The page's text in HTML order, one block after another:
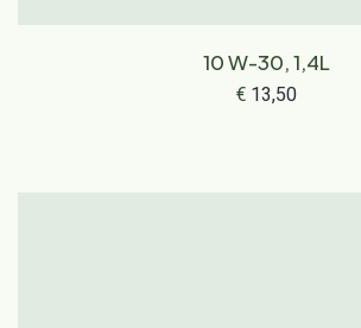
10 W-30, 1,4L
€13,50